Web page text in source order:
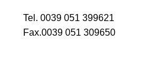
Tel. 0039 051 399621
Fax.0039 051 309650